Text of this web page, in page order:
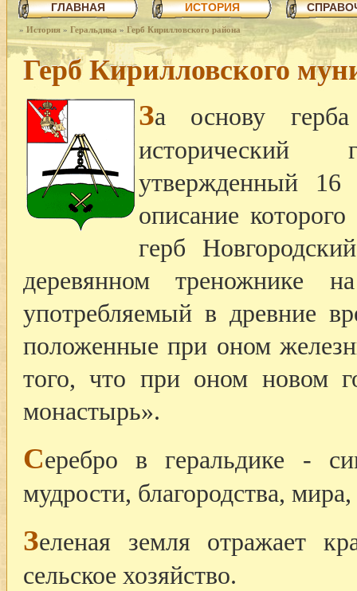
ГЛАВНАЯ ИСТОРИЯ
» История » Геральдика » Герб Кирилловского района
Герб Кирилловского
За основу герба
исторический
утвержденный 16
описание
герб
деревянном треножнике
употребляемый в древние
положенные при оном
того, что при оном новом
монастырь».
Серебро в геральдике -
мудрости, благородства,
Зеленая земля отражает
сельское хозяйство.